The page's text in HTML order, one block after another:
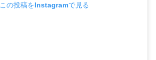
この投稿をInstagramで見る